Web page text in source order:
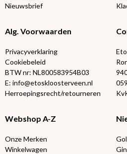
Nieuwsbrief
Alg. Voorwaarden
Privacyverklaring
Cookiebeleid
BTW nr: NL800583954B03
E: info@etoskloosterveen.nl
Herroepingsrecht/retourneren
Webshop A-Z
Onze Merken
Winkelwagen